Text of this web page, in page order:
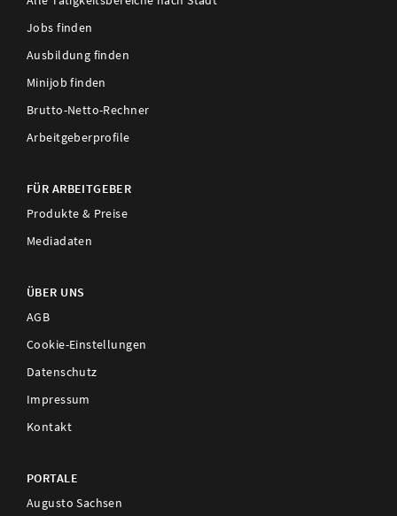
Jobs finden
Ausbildung finden
Minijob finden
Brutto-Netto-Rechner
Arbeitgeberprofile
FÜR ARBEITGEBER
Produkte & Preise
Mediadaten
ÜBER UNS
AGB
Cookie-Einstellungen
Datenschutz
Impressum
Kontakt
PORTALE
Augusto Sachsen